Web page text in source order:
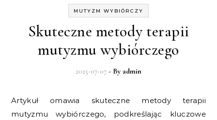
MUTYZM WYBIÓRCZY
Skuteczne metody terapii
mutyzmu wybiórczego
2025-07-07 - By admin
Artykuł omawia skuteczne metody terapii
mutyzmu wybiórczego, podkreślając kluczowe